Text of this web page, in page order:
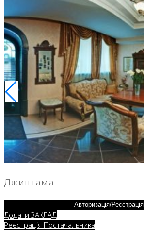
Джинтама
Авторизація/Реєстрація
Додати ЗАКЛАД
Реєстрація Постачальника